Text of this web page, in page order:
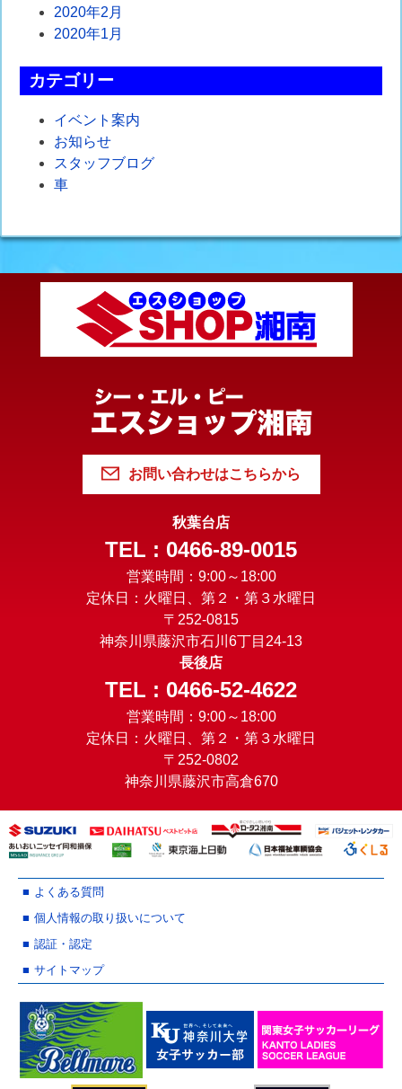
2020年2月
2020年1月
カテゴリー
イベント案内
お知らせ
スタッフブログ
車
お問い合わせはこちらから
秋葉台店
TEL : 0466-89-0015
営業時間：9:00～18:00
定休日：火曜日、第２・第３水曜日
〒252-0815
神奈川県藤沢市石川6丁目24-13
長後店
TEL : 0466-52-4622
営業時間：9:00～18:00
定休日：火曜日、第２・第３水曜日
〒252-0802
神奈川県藤沢市高倉670
よくある質問
個人情報の取り扱いについて
認証・認定
サイトマップ